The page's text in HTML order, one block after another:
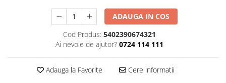
ADAUGA IN COS
Cod Produs: 5402390674321
Ai nevoie de ajutor? 0724 114 111
Adauga la Favorite Cere informatii